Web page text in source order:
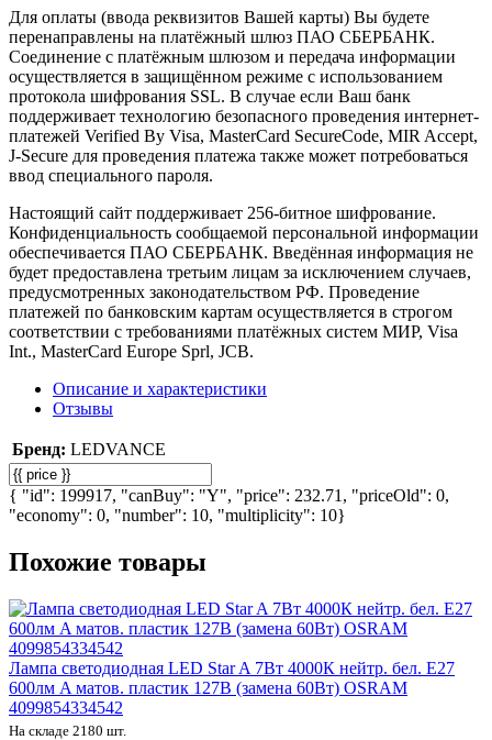
Для оплаты (ввода реквизитов Вашей карты) Вы будете
перенаправлены на платёжный шлюз ПАО СБЕРБАНК.
Соединение с платёжным шлюзом и передача информации
осуществляется в защищённом режиме с использованием
протокола шифрования SSL. В случае если Ваш банк
поддерживает технологию безопасного проведения интернет-
платежей Verified By Visa, MasterCard SecureCode, MIR Accept,
J-Secure для проведения платежа также может потребоваться
ввод специального пароля.
Настоящий сайт поддерживает 256-битное шифрование.
Конфиденциальность сообщаемой персональной информации
обеспечивается ПАО СБЕРБАНК. Введённая информация не
будет предоставлена третьим лицам за исключением случаев,
предусмотренных законодательством РФ. Проведение
платежей по банковским картам осуществляется в строгом
соответствии с требованиями платёжных систем МИР, Visa
Int., MasterCard Europe Sprl, JCB.
Описание и характеристики
Отзывы
Бренд: LEDVANCE
{ "id": 199917, "canBuy": "Y", "price": 232.71, "priceOld": 0,
"economy": 0, "number": 10, "multiplicity": 10}
Похожие товары
Лампа светодиодная LED Star A 7Вт 4000К нейтр. бел. E27
600лм A матов. пластик 127В (замена 60Вт) OSRAM
4099854334542
На складе 2180 шт.